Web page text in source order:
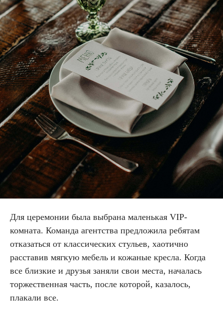
Для церемонии была выбрана маленькая VIP-
комната. Команда агентства предложила ребятам
отказаться от классических стульев, хаотично
расставив мягкую мебель и кожаные кресла. Когда
все близкие и друзья заняли свои места, началась
торжественная часть, после которой, казалось,
плакали все.